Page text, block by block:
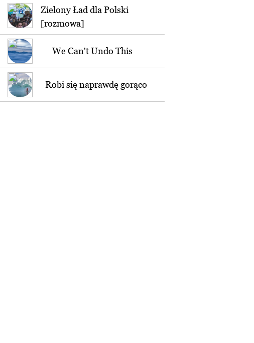
Zielony Ład dla Polski
[rozmowa]
We Can't Undo This
Robi się naprawdę gorąco